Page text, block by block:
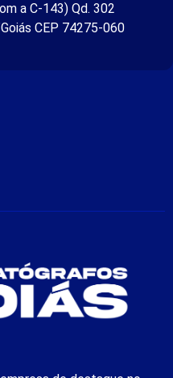
a C-143) Qd. 302
CEP 74275-060